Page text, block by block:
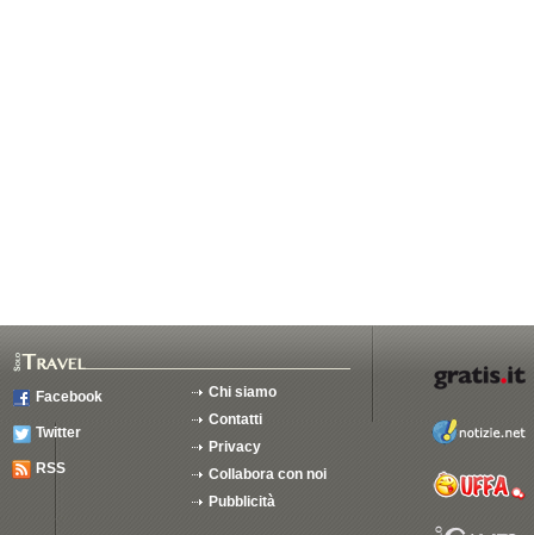
Facebook
Twitter
RSS
Chi siamo
Contatti
Privacy
Collabora con noi
Pubblicità